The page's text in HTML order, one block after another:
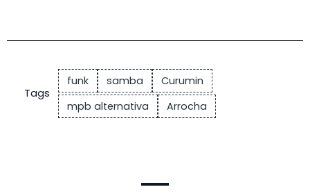
Tags
funk samba
Curumin
mpb alternativa
Arrocha